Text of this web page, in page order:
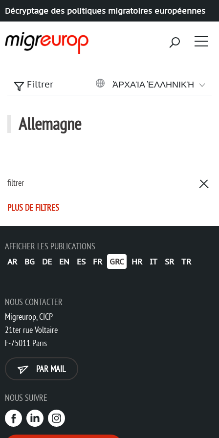
Décryptage des politiques migratoires européennes
filtrer
PLUS DE FILTRES
Filtrer ἈΡΧΑΊΑ ἙΛΛΗΝΙΚΉ
Allemagne
AFFICHER LES PUBLICATIONS
AR BG DE EN ES FR GRC HR IT SR TR
NOUS CONTACTER
Migreurop, CICP
21ter rue Voltaire
F-75011 Paris
PAR MAIL
NOUS SUIVRE